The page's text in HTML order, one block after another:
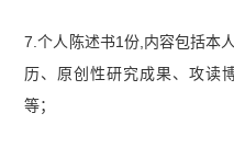
7.个人陈述书1份,内容包括本
历、原创性研究成果、攻读
等；